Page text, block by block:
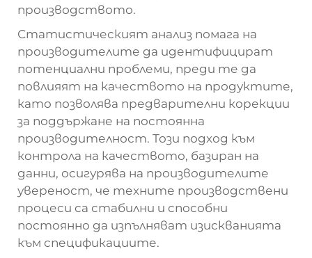
производството.
Статистическият анализ помага на
производителите да идентифицират
потенциални проблеми, преди те да
повлияят на качеството на продуктите,
като позволява предварителни корекции
за поддържане на постоянна
производителност. Този подход към
контрола на качеството, базиран на
данни, осигурява на производителите
увереност, че техните производствени
процеси са стабилни и способни
постоянно да изпълняват изискванията
към спецификациите.